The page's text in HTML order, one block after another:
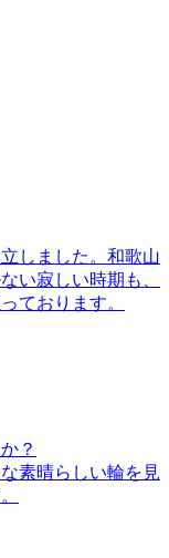
しました。和歌山
い寂しい時期も、
ております。
？
素晴らしい輪を見